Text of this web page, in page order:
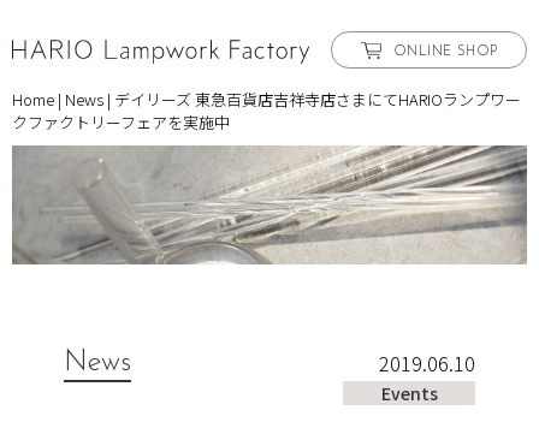
ONLINE SHOP
Home | News | デイリーズ 東急百貨店吉祥寺店さまにてHARIOランプワー
クファクトリーフェアを実施中
News 2019.06.10
Events